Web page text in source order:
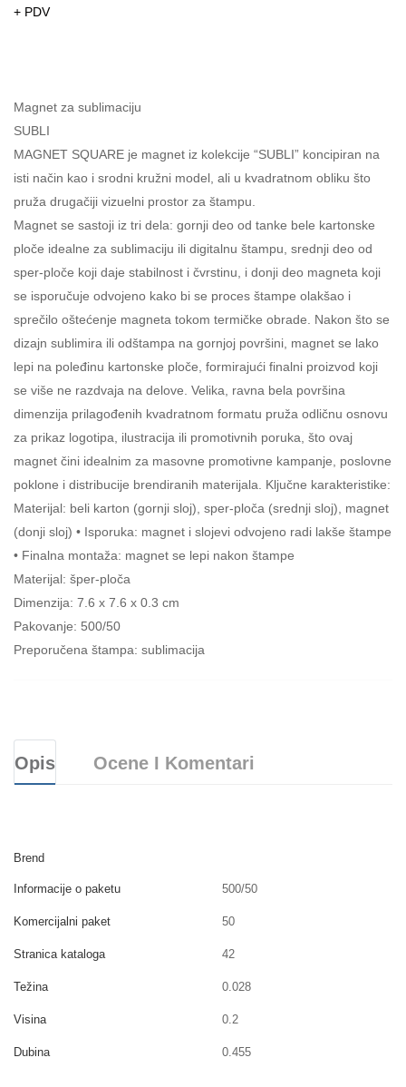
+ PDV
Magnet za sublimaciju
SUBLI
MAGNET SQUARE je magnet iz kolekcije “SUBLI” koncipiran na
isti način kao i srodni kružni model, ali u kvadratnom obliku što
pruža drugačiji vizuelni prostor za štampu.
Magnet se sastoji iz tri dela: gornji deo od tanke bele kartonske
ploče idealne za sublimaciju ili digitalnu štampu, srednji deo od
sper-ploče koji daje stabilnost i čvrstinu, i donji deo magneta koji
se isporučuje odvojeno kako bi se proces štampe olakšao i
sprečilo oštećenje magneta tokom termičke obrade. Nakon što se
dizajn sublimira ili odštampa na gornjoj površini, magnet se lako
lepi na poleđinu kartonske ploče, formirajući finalni proizvod koji
se više ne razdvaja na delove. Velika, ravna bela površina
dimenzija prilagođenih kvadratnom formatu pruža odličnu osnovu
za prikaz logotipa, ilustracija ili promotivnih poruka, što ovaj
magnet čini idealnim za masovne promotivne kampanje, poslovne
poklone i distribucije brendiranih materijala. Ključne karakteristike:
Materijal: beli karton (gornji sloj), sper-ploča (srednji sloj), magnet
(donji sloj) • Isporuka: magnet i slojevi odvojeno radi lakše štampe
• Finalna montaža: magnet se lepi nakon štampe
Materijal: šper-ploča
Dimenzija: 7.6 x 7.6 x 0.3 cm
Pakovanje: 500/50
Preporučena štampa: sublimacija
Opis Ocene I Komentari
Brend
Informacije o paketu 500/50
Komercijalni paket 50
Stranica kataloga 42
Težina 0.028
Visina 0.2
Dubina 0.455